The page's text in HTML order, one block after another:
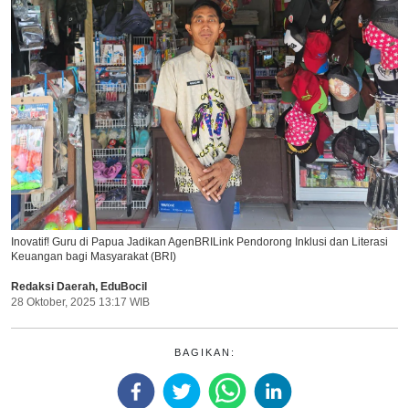
Inovatif! Guru di Papua Jadikan AgenBRILink Pendorong Inklusi dan Literasi
Keuangan bagi Masyarakat (BRI)
Redaksi Daerah, EduBocil
28 Oktober, 2025 13:17 WIB
BAGIKAN: